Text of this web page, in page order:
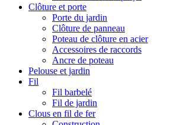
Clôture et porte
Porte du jardin
Clôture de panneau
Poteau de clôture en acier
Accessoires de raccords
Ancre de poteau
Pelouse et jardin
Fil
Fil barbelé
Fil de jardin
Clous en fil de fer